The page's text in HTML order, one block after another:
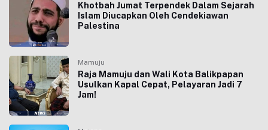
Khotbah Jumat Terpendek Dalam Sejarah
Islam Diucapkan Oleh Cendekiawan
Palestina
Mamuju
Raja Mamuju dan Wali Kota Balikpapan
Usulkan Kapal Cepat, Pelayaran Jadi 7
Jam!